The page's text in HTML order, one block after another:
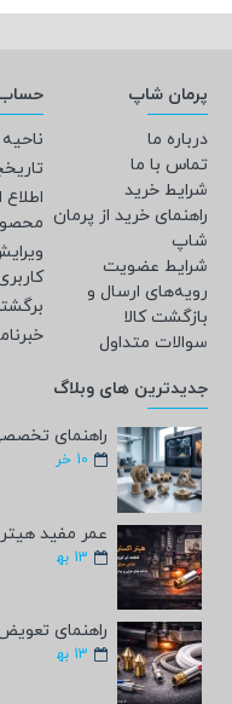
پرمان شاپ
درباره ما
تماس با ما
شرایط خرید
راهنمای خرید از پرمان
شاپ
شرایط عضویت
رویه‌های ارسال و
بازگشت کالا
سوالات متداول
حساب
جدیدترین های وبلاگ
10 خر
13 به‍
راهنمای
13 به‍